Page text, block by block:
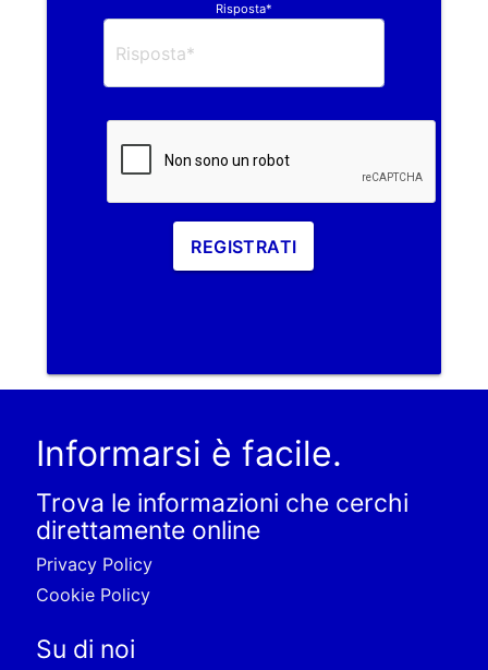
Risposta*
REGISTRATI
Informarsi è facile.
Trova le informazioni che cerchi
direttamente online
Privacy Policy
Cookie Policy
Su di noi